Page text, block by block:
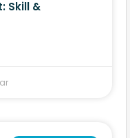
Skill &